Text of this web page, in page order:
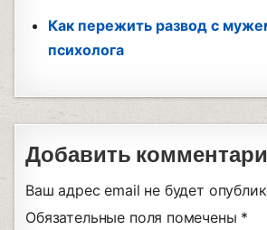
Как пережить развод с
психолога
Добавить
Ваш адрес email не будет
Обязательные поля помечены *